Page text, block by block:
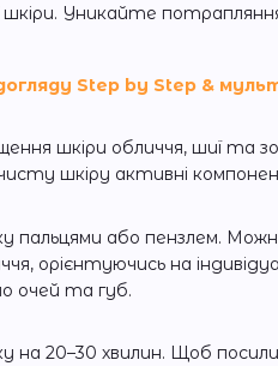
Уникайте
Step by Step &
шкіри обличчя, шиї та
шкіру активні
пальцями або пензлем.
орієнтуючись на
очей та губ.
на 20–30 хвилин. Щоб